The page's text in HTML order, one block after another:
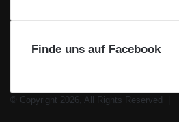
c
t
Finde uns auf Facebook
© Copyright 2026, All Rights Reserved |